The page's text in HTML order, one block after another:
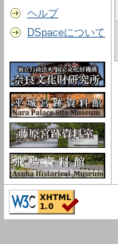
ヘルプ
DSpaceについて